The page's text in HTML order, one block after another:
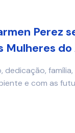
Perez
Mulheres
e com as